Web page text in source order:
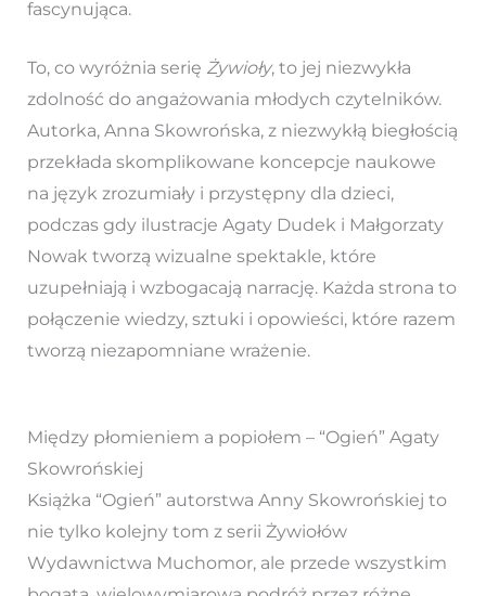
fascynująca.
To, co wyróżnia serię Żywioły, to jej niezwykła
zdolność do angażowania młodych czytelników.
Autorka, Anna Skowrońska, z niezwykłą biegłością
przekłada skomplikowane koncepcje naukowe
na język zrozumiały i przystępny dla dzieci,
podczas gdy ilustracje Agaty Dudek i Małgorzaty
Nowak tworzą wizualne spektakle, które
uzupełniają i wzbogacają narrację. Każda strona to
połączenie wiedzy, sztuki i opowieści, które razem
tworzą niezapomniane wrażenie.
Między płomieniem a popiołem – “Ogień” Agaty
Skowrońskiej
Książka “Ogień” autorstwa Anny Skowrońskiej to
nie tylko kolejny tom z serii Żywiołów
Wydawnictwa Muchomor, ale przede wszystkim